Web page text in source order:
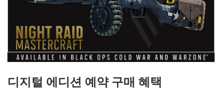
디지털 에디션 예약 구매 혜택